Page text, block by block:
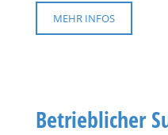
MEHR INFOS
Betrieblicher